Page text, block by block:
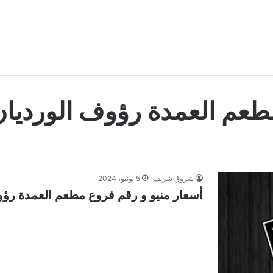
العمدة رؤوف
شروق شريف 5 يونيو، 2024
أسعار منيو و رقم فروع مطعم العمدة رؤوف